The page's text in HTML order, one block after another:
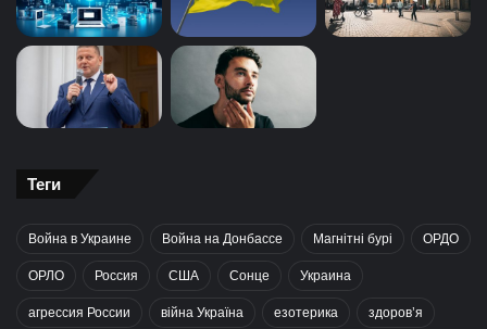
Теги
Война в Украине Война на Донбассе Магнітні бурі ОРДО
ОРЛО Россия США Сонце Украина
агрессия России війна Україна езотерика здоров’я